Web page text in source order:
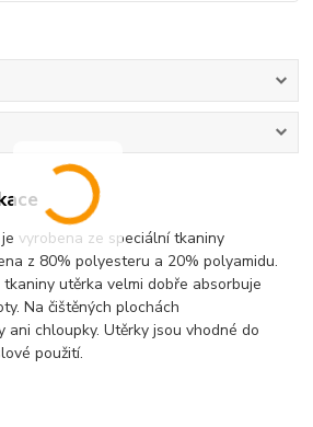
vyrobena ze speciální tkaniny
z 80% polyesteru a 20% polyamidu.
utěrka velmi dobře absorbuje
Na čištěných plochách
ani chloupky. Utěrky jsou vhodné do
použití.